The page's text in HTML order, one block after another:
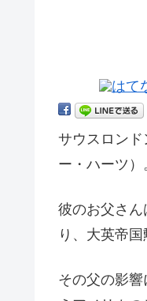
サウスロンド
ー・ハーツ）
彼のお父さ
り、大英帝
その父の影